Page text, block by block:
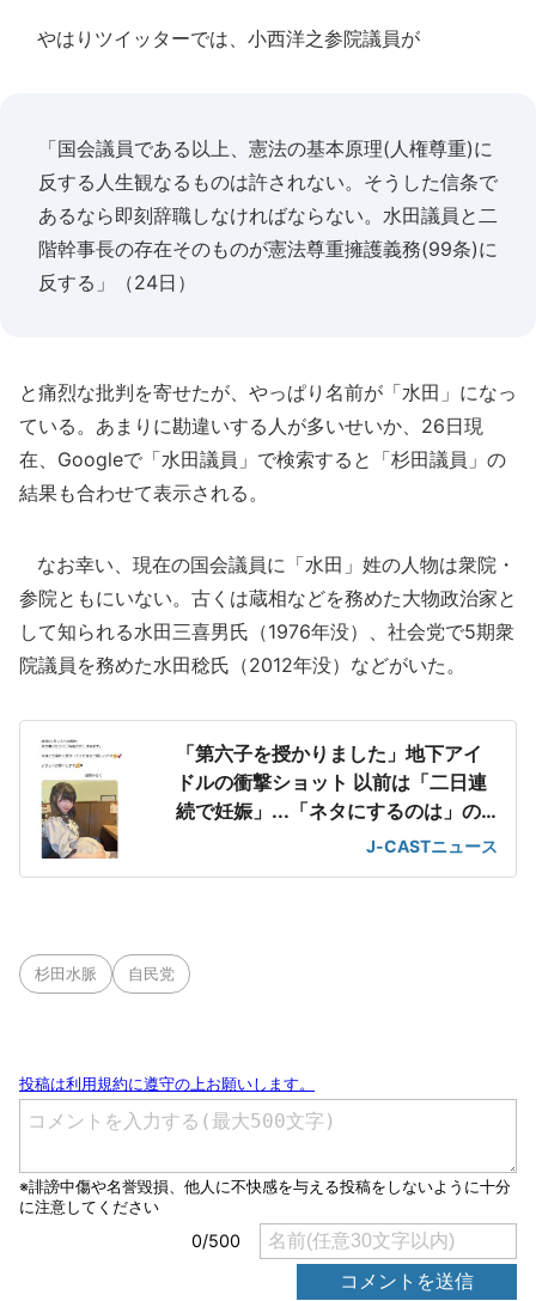
やはりツイッターでは、小西洋之参院議員が
「国会議員である以上、憲法の基本原理(人権尊重)に
反する人生観なるものは許されない。そうした信条で
あるなら即刻辞職しなければならない。水田議員と二
階幹事長の存在そのものが憲法尊重擁護義務(99条)に
反する」（24日）
と痛烈な批判を寄せたが、やっぱり名前が「水田」になっ
ている。あまりに勘違いする人が多いせいか、26日現
在、Googleで「水田議員」で検索すると「杉田議員」の
結果も合わせて表示される。
なお幸い、現在の国会議員に「水田」姓の人物は衆院・
参院ともにいない。古くは蔵相などを務めた大物政治家と
して知られる水田三喜男氏（1976年没）、社会党で5期衆
院議員を務めた水田稔氏（2012年没）などがいた。
「第六子を授かりました」地下アイ
ドルの衝撃ショット 以前は「二日連
続で妊娠」...「ネタにするのは」の
J-CASTニュース
杉田水脈 自民党